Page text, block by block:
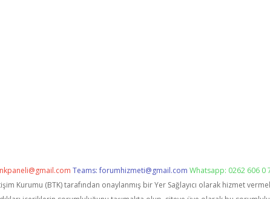
Teams:forumhizmeti@gmail.com Whatsapp: 0262 606 0
Kurumu (BTK) tarafından onaylanmış bir Yer Sağlayıcı olarak hizmet